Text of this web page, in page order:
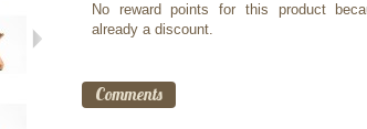
No reward points for this product
already a discount.
Comments